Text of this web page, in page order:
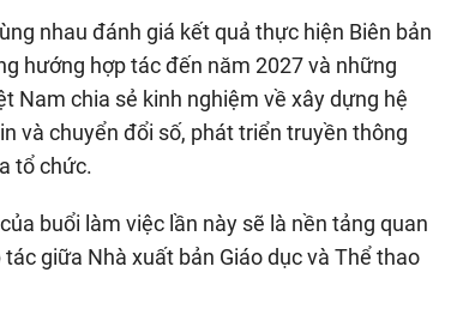
nhau đánh giá kết quả thực hiện Biên bản
hướng hợp tác đến năm 2027 và những
Nam chia sẻ kinh nghiệm về xây dựng hệ
và chuyển đổi số, phát triển truyền thông
tổ chức.
buổi làm việc lần này sẽ là nền tảng quan
giữa Nhà xuất bản Giáo dục và Thể thao